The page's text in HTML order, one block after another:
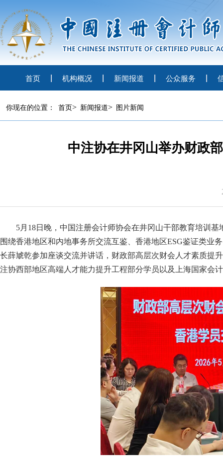
首页 机构概况 新闻报道 公众服务
你现在的位置： 首页> 新闻报道> 图片新闻
中注协在井冈山举办财政
5月 18日 晚 ，中国注册会计师协会在井冈山干部教育培训基
围绕香港地区和内地事务所交流互鉴、香港地区ESG鉴证类业
长薛虓乾参加座谈交流并讲话 ， 财政部高层次财会人才素质提
注协西部地区高端人才能力提升工程部分学员 以及上海国家会